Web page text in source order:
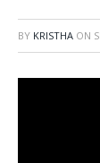
BY KRISTHA ON